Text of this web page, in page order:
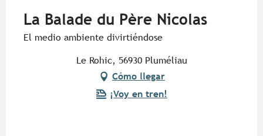
La Balade du Père Nicolas
El medio ambiente divirtiéndose
Le Rohic, 56930 Pluméliau
Cómo llegar
¡Voy en tren!